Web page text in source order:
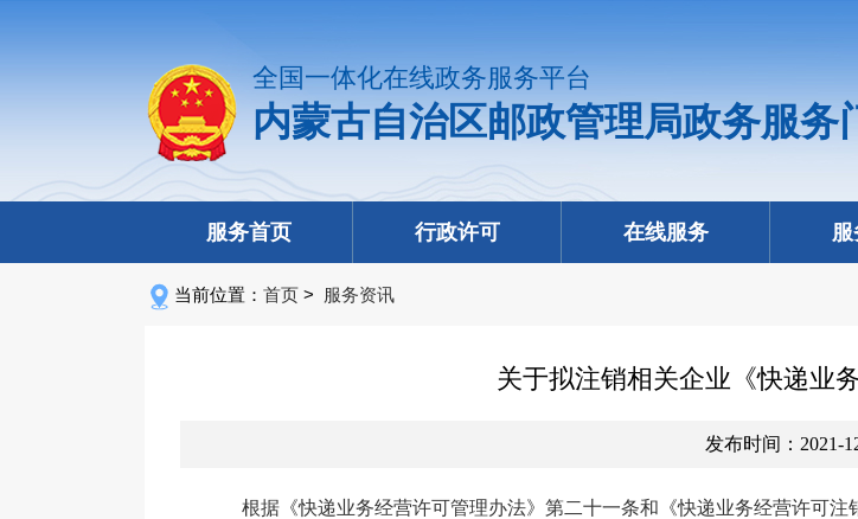
全国一体化在线政务服务平台
内蒙古自治区邮政管理局政务服务
服务首页 行政许可 在线服务
当前位置： 首页 > 服务资讯
关于拟注销相关企业《快递业
发布时间：2021-
根据《快递业务经营许可管理办法》第二十一条和《快递业务经营许可